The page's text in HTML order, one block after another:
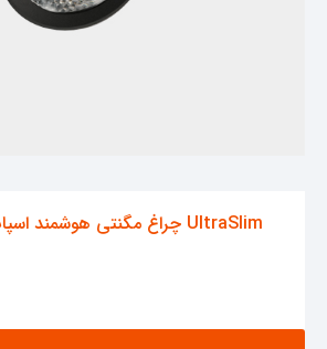
چراغ مگنتی هوشمند اسپات لنزدار متحرک 12 وات UltraSlim